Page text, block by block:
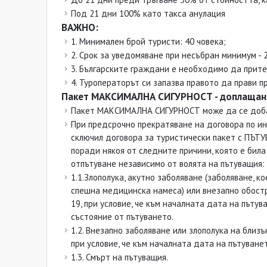
Под 21 дни 100% като такса анулация
ВАЖНО:
1. Минимален брой туристи: 40 човека;
2. Срок за уведомяване при несъбран минимум -
3. Българските граждани е необходимо да
4. Туроператорът си запазва правото да прави
Пакет МАКСИМАЛНА СИГУРНОСТ -
Пакет МАКСИМАЛНА СИГУРНОСТ може да се
При предсрочно прекратяване на договора по
сключил договора за туристически пакет с
поради някоя от следните причини, която е
отпътуване независимо от волята на пътуващия:
1.1.Злополука, акутно заболяване (заболяване,
спешна медицинска намеса) или внезапно
19, при условие, че към началната дата на
състояние от пътуването.
1.2. Внезапно заболяване или злополука на
при условие, че към началната дата на
1.3. Смърт на пътуващия.